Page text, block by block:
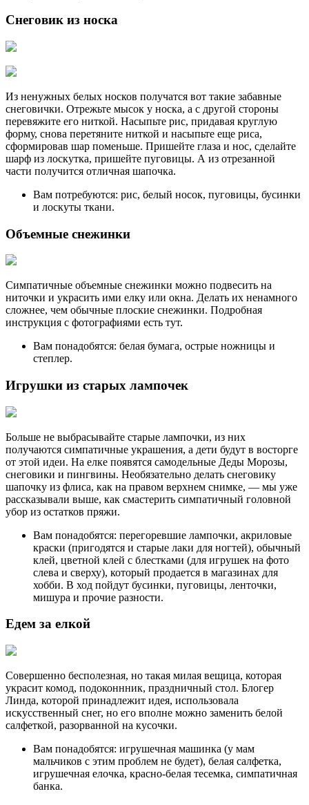
Снеговик из носка
Из ненужных белых носков получатся вот такие забавные
снеговички. Отрежьте мысок у носка, а с другой стороны
перевяжите его ниткой. Насыпьте рис, придавая круглую
форму, снова перетяните ниткой и насыпьте еще риса,
сформировав шар поменьше. Пришейте глаза и нос, сделайте
шарф из лоскутка, пришейте пуговицы. А из отрезанной
части получится отличная шапочка.
Вам потребуются: рис, белый носок, пуговицы, бусинки
и лоскуты ткани.
Объемные снежинки
Симпатичные объемные снежинки можно подвесить на
ниточки и украсить ими елку или окна. Делать их ненамного
сложнее, чем обычные плоские снежинки. Подробная
инструкция с фотографиями есть тут.
Вам понадобятся: белая бумага, острые ножницы и
степлер.
Игрушки из старых лампочек
Больше не выбрасывайте старые лампочки, из них
получаются симпатичные украшения, а дети будут в восторге
от этой идеи. На елке появятся самодельные Деды Морозы,
снеговики и пингвины. Необязательно делать снеговику
шапочку из флиса, как на правом верхнем снимке, — мы уже
рассказывали выше, как смастерить симпатичный головной
убор из остатков пряжи.
Вам понадобятся: перегоревшие лампочки, акриловые
краски (пригодятся и старые лаки для ногтей), обычный
клей, цветной клей с блестками (для игрушек на фото
слева и сверху), который продается в магазинах для
хобби. В ход пойдут бусинки, пуговицы, ленточки,
мишура и прочие разности.
Едем за елкой
Совершенно бесполезная, но такая милая вещица, которая
украсит комод, подоконнник, праздничный стол. Блогер
Линда, которой принадлежит идея, использовала
искусственный снег, но его вполне можно заменить белой
салфеткой, разорванной на кусочки.
Вам понадобятся: игрушечная машинка (у мам
мальчиков с этим проблем не будет), белая салфетка,
игрушечная елочка, красно-белая тесемка, симпатичная
банка.